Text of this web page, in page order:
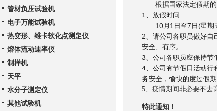
根据国家法定假期的
1、放假时间
10月1日至7日(星期
2、请公司各职员做好自
安全、有序。
3、公司各职员应保持节
4、公司有节假日活动行
务安全，愉快的度过假
5、疫情期间非必要不去
特此通知！
管材负压试验机
电子万能试验机
热变形、维卡软化点测定仪
熔体流动速率仪
制样机
天平
水分子测定仪
其他试验机